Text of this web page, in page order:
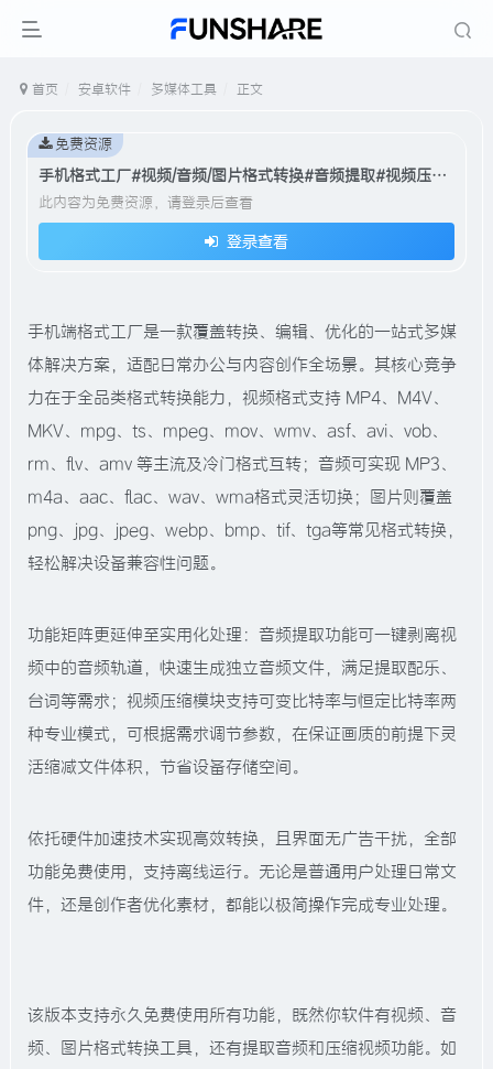
首页 安卓软件 多媒体工具 正文
手机格式工厂#视频/音频/图片格式转换#音频提取#视频压缩#A836
此内容为免费资源，请登录后查看
登录查看
免费资源
手机端格式工厂是一款覆盖转换、编辑、优化的一站式多媒
体解决方案，适配日常办公与内容创作全场景。其核心竞争
力在于全品类格式转换能力，视频格式支持 MP4、M4V、
MKV、mpg、ts、mpeg、mov、wmv、asf、avi、vob、
rm、flv、amv 等主流及冷门格式互转；音频可实现 MP3、
m4a、aac、flac、wav、wma格式灵活切换；图片则覆盖
png、jpg、jpeg、webp、bmp、tif、tga等常见格式转换，
轻松解决设备兼容性问题。
功能矩阵更延伸至实用化处理：音频提取功能可一键剥离视
频中的音频轨道，快速生成独立音频文件，满足提取配乐、
台词等需求；视频压缩模块支持可变比特率与恒定比特率两
种专业模式，可根据需求调节参数，在保证画质的前提下灵
活缩减文件体积，节省设备存储空间。
依托硬件加速技术实现高效转换，且界面无广告干扰，全部
功能免费使用，支持离线运行。无论是普通用户处理日常文
件，还是创作者优化素材，都能以极简操作完成专业处理。
该版本支持永久免费使用所有功能，既然你软件有视频、音
频、图片格式转换工具，还有提取音频和压缩视频功能。如